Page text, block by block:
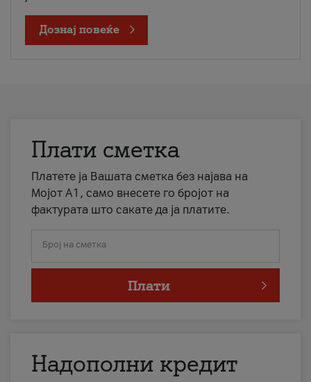
Дознај повеќе
Плати сметка
Платете ја Вашата сметка без најава на
Мојот А1, само внесете го бројот на
фактурата што сакате да ја платите.
Број на сметка
Плати
Надополни кредит